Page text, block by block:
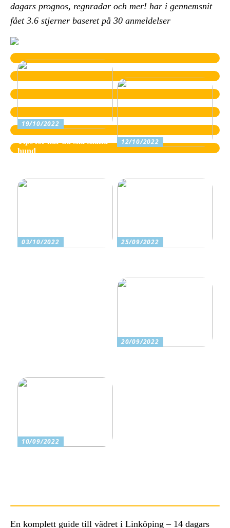
dagars prognos, regnradar och mer! har i gennemsnit
fået 3.6 stjerner baseret på 30 anmeldelser
19/10/2022
Tips för när du ska skaffa
hund
12/10/2022
03/10/2022
25/09/2022
20/09/2022
10/09/2022
En komplett guide till vädret i Linköping – 14 dagars